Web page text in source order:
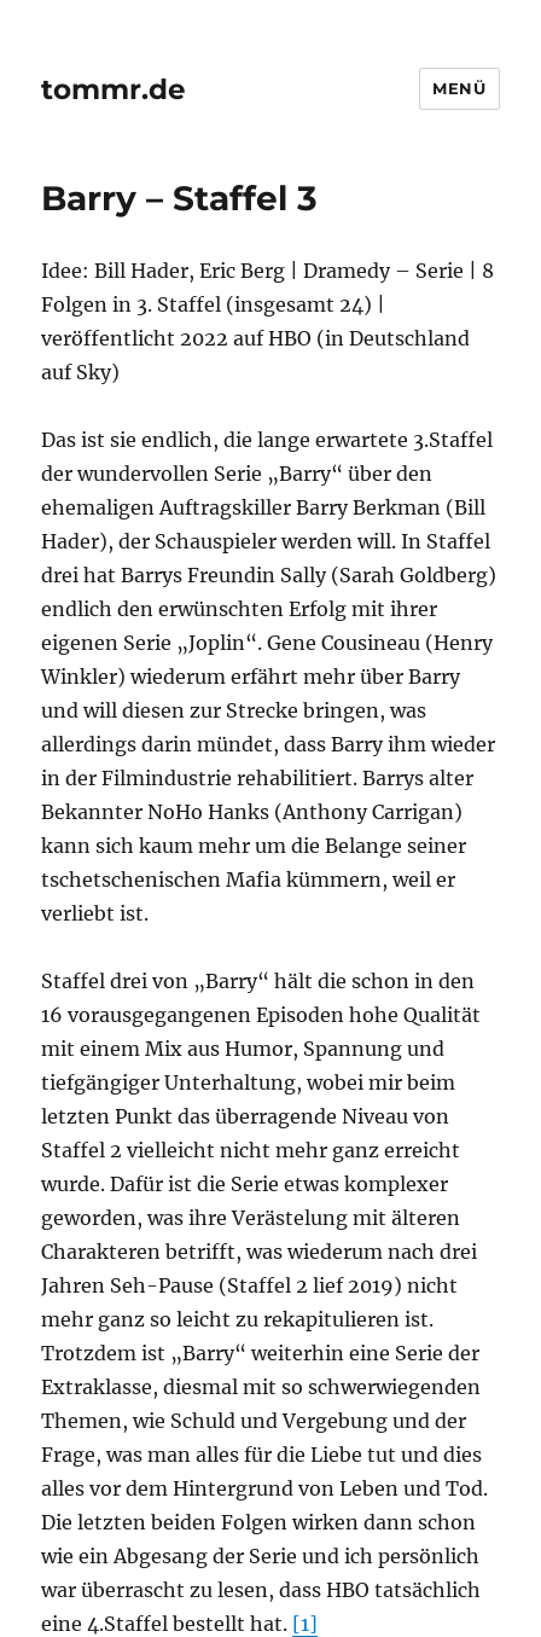
tommr.de MENÜ
Barry – Staffel 3
Idee: Bill Hader, Eric Berg | Dramedy – Serie | 8
Folgen in 3. Staffel (insgesamt 24) |
veröffentlicht 2022 auf HBO (in Deutschland
auf Sky)
Das ist sie endlich, die lange erwartete 3.Staffel
der wundervollen Serie „Barry“ über den
ehemaligen Auftragskiller Barry Berkman (Bill
Hader), der Schauspieler werden will. In Staffel
drei hat Barrys Freundin Sally (Sarah Goldberg)
endlich den erwünschten Erfolg mit ihrer
eigenen Serie „Joplin“. Gene Cousineau (Henry
Winkler) wiederum erfährt mehr über Barry
und will diesen zur Strecke bringen, was
allerdings darin mündet, dass Barry ihm wieder
in der Filmindustrie rehabilitiert. Barrys alter
Bekannter NoHo Hanks (Anthony Carrigan)
kann sich kaum mehr um die Belange seiner
tschetschenischen Mafia kümmern, weil er
verliebt ist.
Staffel drei von „Barry“ hält die schon in den
16 vorausgegangenen Episoden hohe Qualität
mit einem Mix aus Humor, Spannung und
tiefgängiger Unterhaltung, wobei mir beim
letzten Punkt das überragende Niveau von
Staffel 2 vielleicht nicht mehr ganz erreicht
wurde. Dafür ist die Serie etwas komplexer
geworden, was ihre Verästelung mit älteren
Charakteren betrifft, was wiederum nach drei
Jahren Seh-Pause (Staffel 2 lief 2019) nicht
mehr ganz so leicht zu rekapitulieren ist.
Trotzdem ist „Barry“ weiterhin eine Serie der
Extraklasse, diesmal mit so schwerwiegenden
Themen, wie Schuld und Vergebung und der
Frage, was man alles für die Liebe tut und dies
alles vor dem Hintergrund von Leben und Tod.
Die letzten beiden Folgen wirken dann schon
wie ein Abgesang der Serie und ich persönlich
war überrascht zu lesen, dass HBO tatsächlich
eine 4.Staffel bestellt hat. [1]